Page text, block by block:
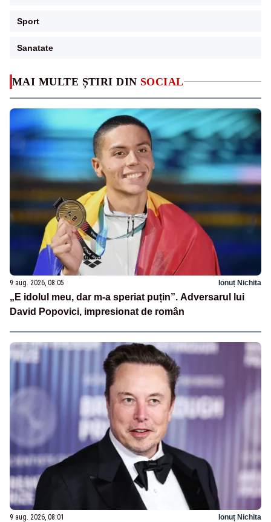
MAI MULTE ȘTIRI DIN SOCIAL
9 aug. 2026, 08:05 Ionuț Nichita
„E idolul meu, dar m-a speriat puțin”. Adversarul lui
David Popovici, impresionat de român
9 aug. 2026, 08:01 Ionuț Nichita
Sport
Sanatate